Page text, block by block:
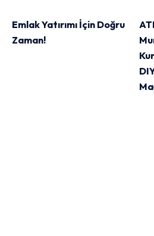
Emlak Yatırımı İçin Doğru
Zaman!